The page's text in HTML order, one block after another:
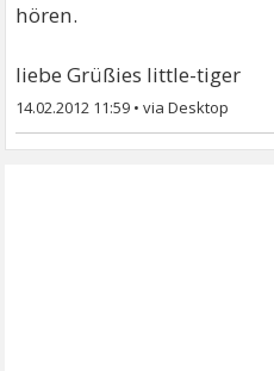
hören.
liebe Grüßies little-tiger
14.02.2012 11:59 •